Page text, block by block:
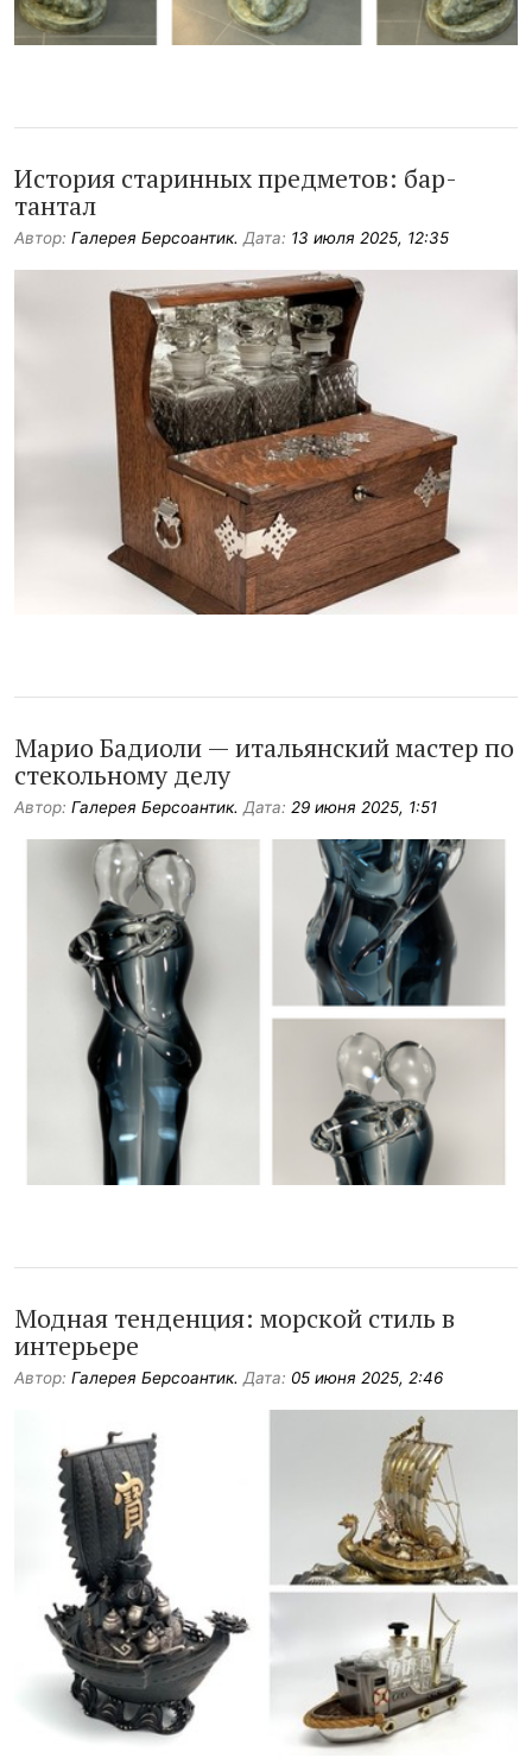
История старинных предметов: бар-
тантал
Автор: Галерея Берсоантик. Дата: 13 июля 2025, 12:35
Марио Бадиоли — итальянский мастер по
стекольному делу
Автор: Галерея Берсоантик. Дата: 29 июня 2025, 1:51
Модная тенденция: морской стиль в
интерьере
Автор: Галерея Берсоантик. Дата: 05 июня 2025, 2:46